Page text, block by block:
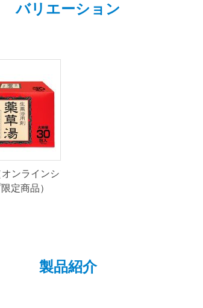
バリエーション
ンラインシ
定商品）
製品紹介